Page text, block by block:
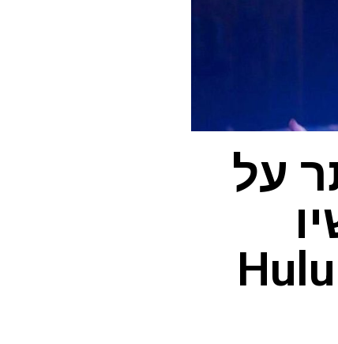
על
בנטפליקס, דיסני פלוס, Hulu